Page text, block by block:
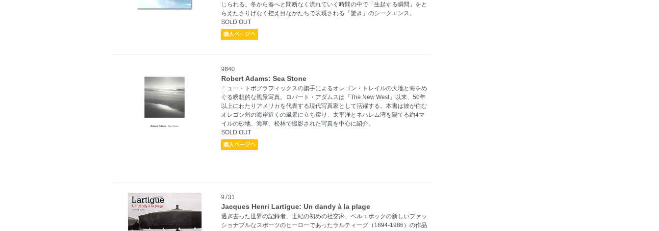
じられる。冬から春へと間断なく流れていく時間の中で「生起する瞬間」をと
らえたさりげなく控え目なかたちで表現される「驚き」のシークエンス。
SOLD OUT
9840
Robert Adams: Sea Stone
ニュー・トポグラフィックスの旗手によるオレゴン・トレイルの大地と海をめ
ぐる瞑想的な風景写真。ロバート・アダムスは『The New West』以来、50年
以上にわたりアメリカを代表する現代写真家として活躍する。本書は彼が住む
オレゴン州の海岸近くの風景に立ち戻り、太平洋とネハレム湾を隔てる約4マ
イルの砂地、海草、松林で撮影された写真を中心に紹介。
SOLD OUT
9731
Jacques Henri Lartigue: Un dandy à la plage
過ぎ去った世界の記録者、世紀の初めの社交家、ベルエポックの新しいファッ
ショナブルなスポーツのヒーローであったラルティーグ（1894-1986）の作品